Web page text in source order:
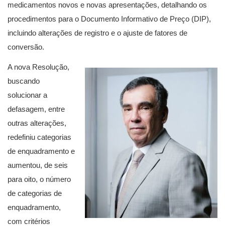
medicamentos novos e novas apresentações, detalhando os
procedimentos para o Documento Informativo de Preço (DIP),
incluindo alterações de registro e o ajuste de fatores de
conversão.
A nova Resolução,
buscando
solucionar a
defasagem, entre
outras alterações,
redefiniu categorias
de enquadramento e
aumentou, de seis
para oito, o número
de categorias de
enquadramento,
com critérios